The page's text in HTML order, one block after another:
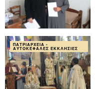
ΠΑΤΡΙΑΡΧΕΊΑ -
ΑΥΤΟΚΈΦΑΛΕΣ ΕΚΚΛΗΣΊΕΣ